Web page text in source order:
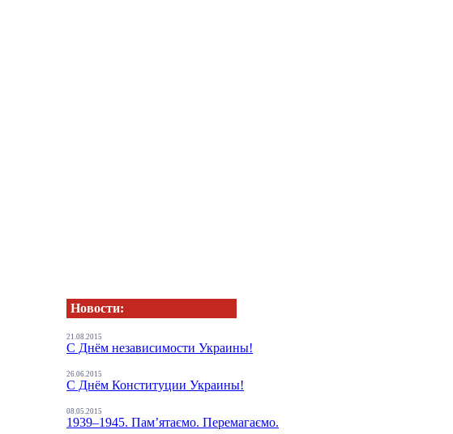
Новости:
21.08.2015
С Днём независимости Украины!
26.06.2015
С Днём Конституции Украины!
08.05.2015
1939–1945. Пам’ятаємо. Перемагаємо.